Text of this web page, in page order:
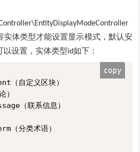
实体类型才能设置显示模式，默认安
以设置，实体类型id如下：
（自定义区块）
）
（联系信息）
（分类术语）
copy